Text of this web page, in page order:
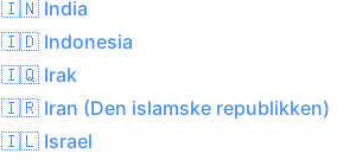
🇮🇳 India
🇮🇩 Indonesia
🇮🇶 Irak
🇮🇷 Iran (Den islamske republikken)
🇮🇱 Israel